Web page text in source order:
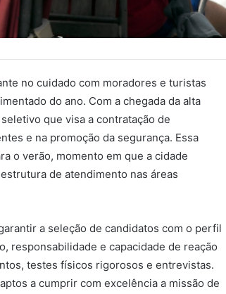
no cuidado com moradores e turistas
do ano. Com a chegada da alta
que visa a contratação de
e na promoção da segurança. Essa
o verão, momento em que a cidade
de atendimento nas áreas
a seleção de candidatos com o perfil
responsabilidade e capacidade de reação
testes físicos rigorosos e entrevistas.
a cumprir com excelência a missão de